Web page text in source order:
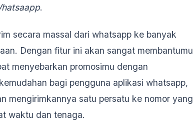
.
secara massal dari whatsapp ke banyak
Dengan fitur ini akan sangat membantumu
menyebarkan promosimu dengan
bagi pengguna aplikasi whatsapp,
mengirimkannya satu persatu ke nomor yang
waktu dan tenaga.